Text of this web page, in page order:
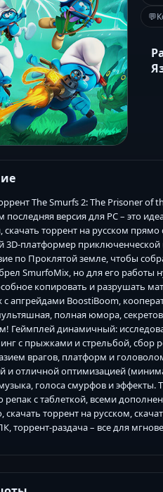
💬
The Smurfs 2: The Prisoner of
последняя версия для PC – это
торрент на русском прямо
3D-платформер приключенческой
по Проклятой земле, чтобы
SmurfoMix, но для его работы
копировать и разрушать
с апгрейдами BoostiBoom,
полная юмора,
Геймплей динамичный:
с прыжками и стрельбой, сбор
врагов, платформ и
и отличной оптимизацией
голоса смурфов и эффекты.
репак с таблеткой, всеми
скачать торрент на русском,
торрент-раздача – все для